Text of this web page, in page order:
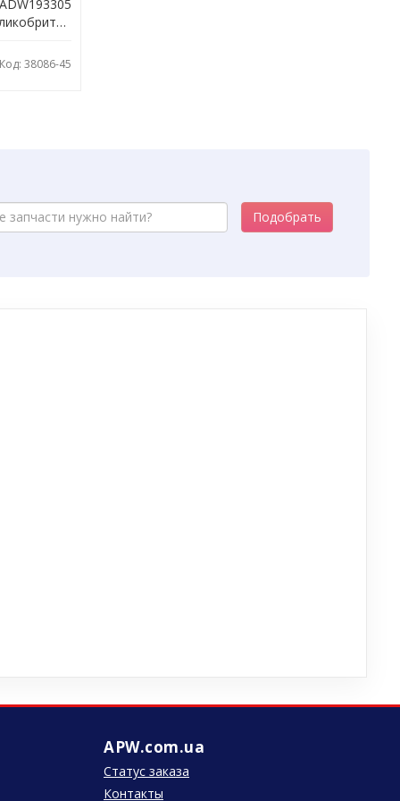
ADW193305
Великобритания
Код: 38086-45
Подобрать
APW.com.ua
Статус заказа
Контакты